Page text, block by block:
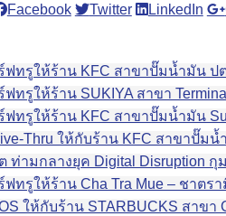
Facebook Twitter LinkedIn
ฟทรูให้ร้าน KFC สาขาปั๊มน้ำมัน ป
ทรูให้ร้าน SUKIYA สาขา
ฟทรูให้ร้าน KFC สาขาปั๊มน้ำมัน
Thru ให้กับร้าน KFC สาขาปั๊ม
ท่ามกลางยุค Digital Disruption กุ
ทรูให้ร้าน Cha Tra Mue – ชาตร
ให้กับร้าน STARBUCKS สาขา